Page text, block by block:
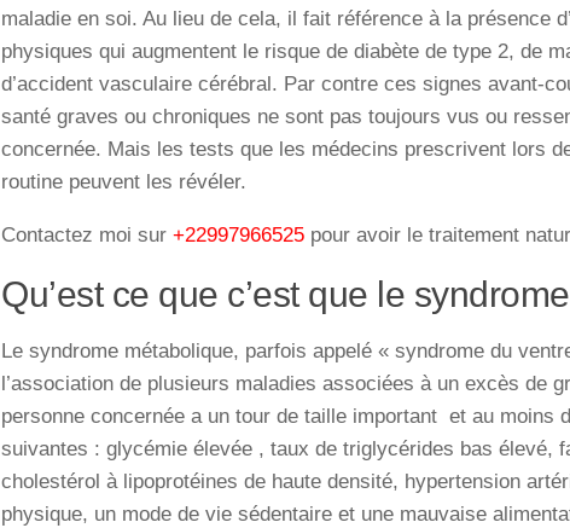
maladie en soi. Au lieu de cela, il fait référence à la présence
physiques qui augmentent le risque de diabète de type 2, de
d’accident vasculaire cérébral. Par contre ces signes avant-
santé graves ou chroniques ne sont pas toujours vus ou
concernée. Mais l es tests que les médecins prescrivent lors
routine peuvent les révéler.
Contactez moi sur +22997966525 pour avoir le traitement
Qu’est ce que c’est que le
Le syndrome métabolique, parfois appelé « syndrome du
l’association de plusieurs maladies associées à un excès de
personne concernée a un tour de taille important et au moins
suivantes : glycémie élevée , taux de triglycérides bas élevé,
cholestérol àlipoprotéines de haute densité, hypertension
physique, un mode de vie sédentaire et une mauvaise